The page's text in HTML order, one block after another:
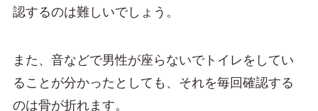
認するのは難しいでしょう。
また、音などで男性が座らないでトイレをしてい
ることが分かったとしても、それを毎回確認する
のは骨が折れます。